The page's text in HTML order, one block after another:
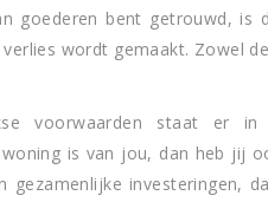
goederen bent getrouwd,
wordt gemaakt. Zowel
voorwaarden staat er
is van jou, dan heb jij
gezamenlijke investeringen,